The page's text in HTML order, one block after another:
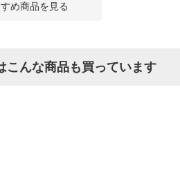
め商品を見る
こんな商品も買っています